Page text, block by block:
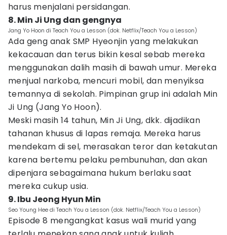
harus menjalani persidangan.
8. Min Ji Ung dan gengnya
Jang Yo Hoon di Teach You a Lesson (dok. Netflix/Teach You a Lesson)
Ada geng anak SMP Hyeonjin yang melakukan
kekacauan dan terus bikin kesal sebab mereka
menggunakan dalih masih di bawah umur. Mereka
menjual narkoba, mencuri mobil, dan menyiksa
temannya di sekolah. Pimpinan grup ini adalah Min
Ji Ung (Jang Yo Hoon).
Meski masih 14 tahun, Min Ji Ung, dkk. dijadikan
tahanan khusus di lapas remaja. Mereka harus
mendekam di sel, merasakan teror dan ketakutan
karena bertemu pelaku pembunuhan, dan akan
dipenjara sebagaimana hukum berlaku saat
mereka cukup usia.
9. Ibu Jeong Hyun Min
Seo Young Hee di Teach You a Lesson (dok. Netflix/Teach You a Lesson)
Episode 8 mengangkat kasus wali murid yang